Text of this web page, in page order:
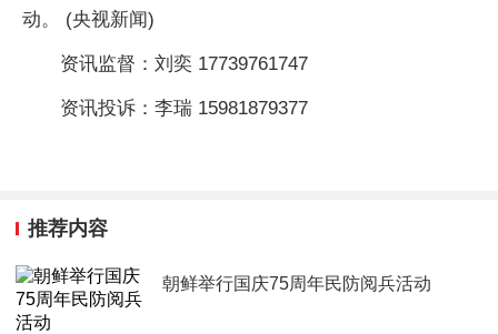
动。 (央视新闻)
资讯监督：刘奕 17739761747
资讯投诉：李瑞 15981879377
推荐内容
朝鲜举行国庆75周年民防阅兵活动